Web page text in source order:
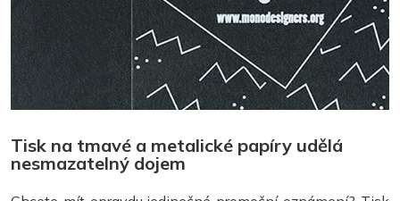
Tisk na tmavé a metalické papíry udělá
nesmazatelný dojem